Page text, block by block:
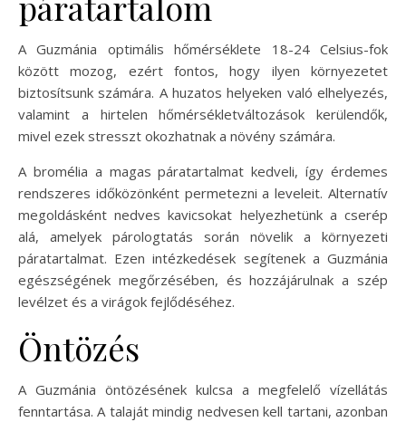
A Guzmánia optimális hőmérséklete 18-24 Celsius-fok
között mozog, ezért fontos, hogy ilyen környezetet
biztosítsunk számára. A huzatos helyeken való elhelyezés,
valamint a hirtelen hőmérsékletváltozások kerülendők,
mivel ezek stresszt okozhatnak a növény számára.
A bromélia a magas páratartalmat kedveli, így érdemes
rendszeres időközönként permetezni a leveleit. Alternatív
megoldásként nedves kavicsokat helyezhetünk a cserép
alá, amelyek párologtatás során növelik a környezeti
páratartalmat. Ezen intézkedések segítenek a Guzmánia
egészségének megőrzésében, és hozzájárulnak a szép
levélzet és a virágok fejlődéséhez.
Öntözés
A Guzmánia öntözésének kulcsa a megfelelő vízellátás
fenntartása. A talaját mindig nedvesen kell tartani, azonban